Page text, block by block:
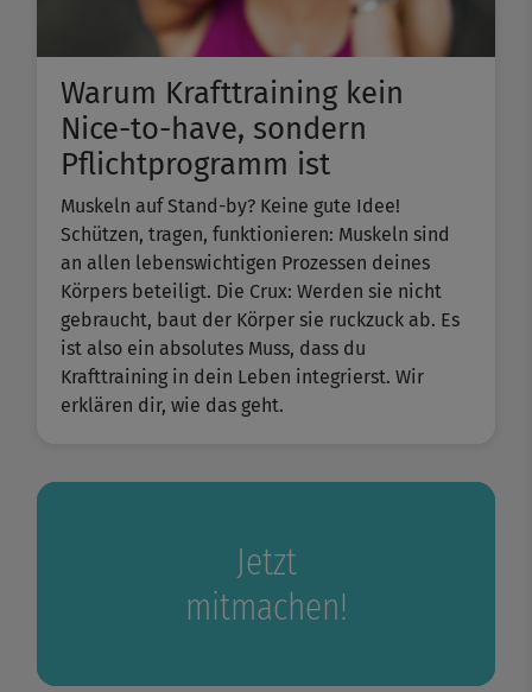
Warum Krafttraining kein
Nice-to-have, sondern
Pflichtprogramm ist
Muskeln auf Stand-by? Keine gute Idee!
Schützen, tragen, funktionieren: Muskeln sind
an allen lebenswichtigen Prozessen deines
Körpers beteiligt. Die Crux: Werden sie nicht
gebraucht, baut der Körper sie ruckzuck ab. Es
ist also ein absolutes Muss, dass du
Krafttraining in dein Leben integrierst. Wir
erklären dir, wie das geht.
Jetzt
mitmachen!